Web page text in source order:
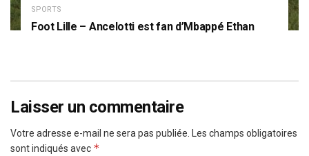
SPORTS
Foot Lille – Ancelotti est fan d’Mbappé Ethan
Laisser un commentaire
Votre adresse e-mail ne sera pas publiée. Les champs obligatoires
sont indiqués avec *